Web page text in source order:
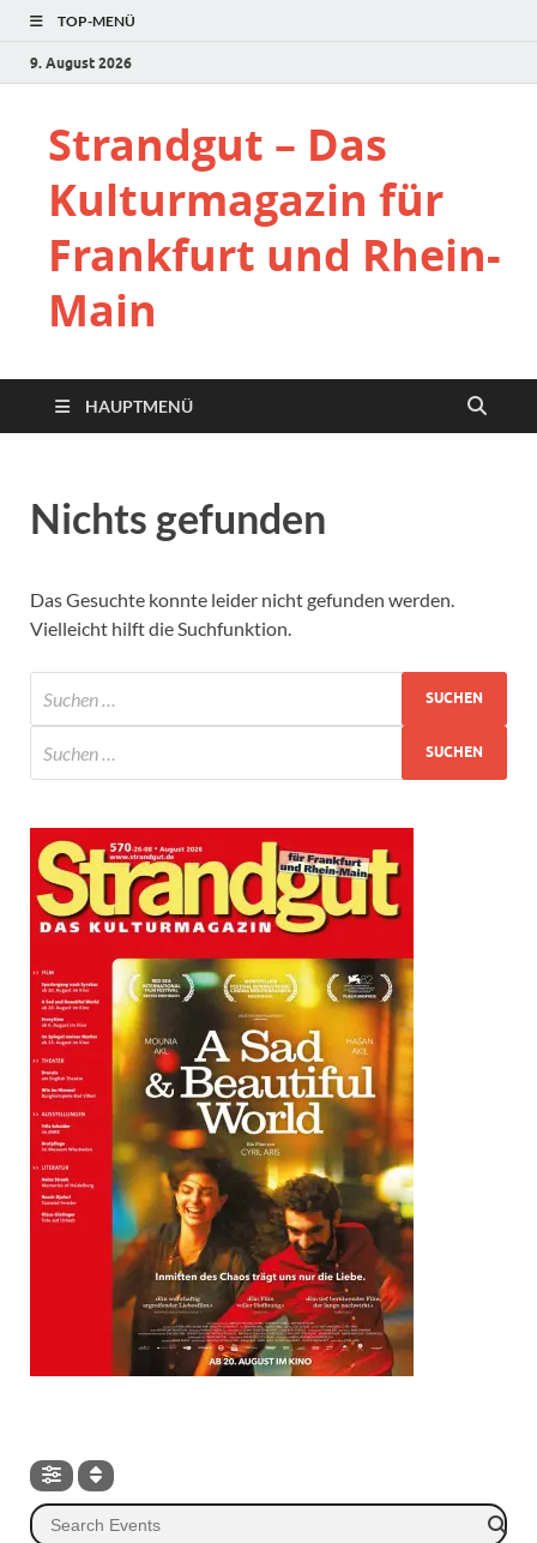
TOP-MENÜ
9. August 2026
Strandgut – Das
Kulturmagazin für
Frankfurt und Rhein-
Main
HAUPTMENÜ
Nichts gefunden
Das Gesuchte konnte leider nicht gefunden werden.
Vielleicht hilft die Suchfunktion.